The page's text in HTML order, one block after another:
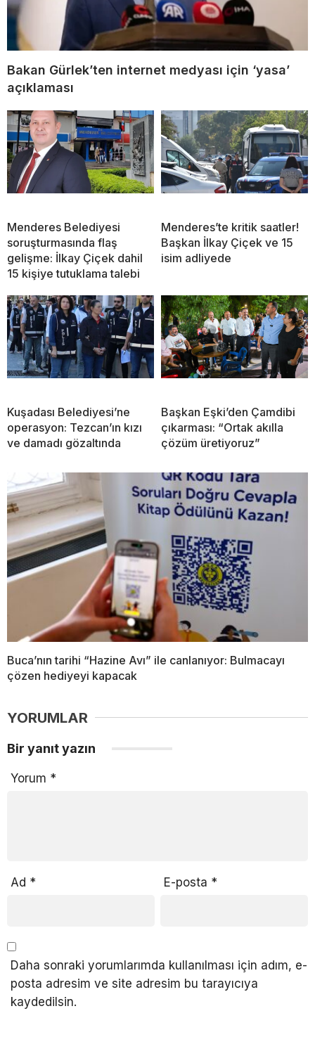
Bakan Gürlek’ten internet medyası için ‘yasa’
açıklaması
Menderes Belediyesi
soruşturmasında flaş
gelişme: İlkay Çiçek dahil
15 kişiye tutuklama talebi
Menderes’te kritik saatler!
Başkan İlkay Çiçek ve 15
isim adliyede
Kuşadası Belediyesi’ne
operasyon: Tezcan’ın kızı
ve damadı gözaltında
Başkan Eşki’den Çamdibi
çıkarması: “Ortak akılla
çözüm üretiyoruz”
Buca’nın tarihi “Hazine Avı” ile canlanıyor: Bulmacayı
çözen hediyeyi kapacak
YORUMLAR
Bir yanıt yazın
Yorum *
Ad * E-posta *
Daha sonraki yorumlarımda kullanılması için adım, e-
posta adresim ve site adresim bu tarayıcıya
kaydedilsin.